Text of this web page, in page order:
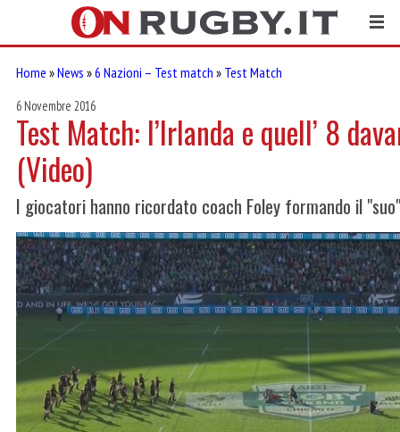
Home »News »6 Nazioni – Test match » Test Match
6 Novembre 2016
Test Match: l’Irlanda e quell’ 8
(Video)
I giocatori hanno ricordato coach Foley formando il